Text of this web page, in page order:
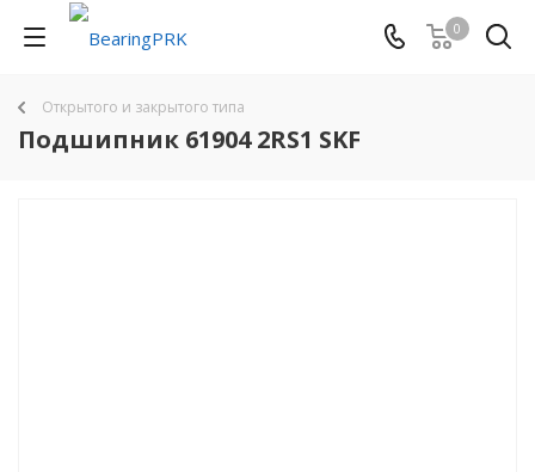
0
Открытого и закрытого типа
Подшипник 61904 2RS1 SKF